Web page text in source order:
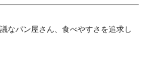
なパン屋さん、食べやすさを追求し